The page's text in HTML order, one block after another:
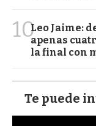
10Leo Jaime:
apenas
la final con
Te puede